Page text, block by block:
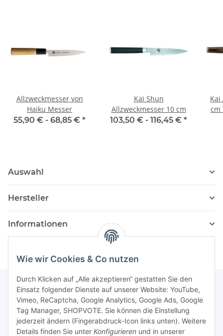
Wie wir Cookies & Co nutzen
Durch Klicken auf „Alle akzeptieren“ gestatten Sie den
Einsatz folgender Dienste auf unserer Website: YouTube,
Vimeo, ReCaptcha, Google Analytics, Google Ads, Google
Tag Manager, SHOPVOTE. Sie können die Einstellung
jederzeit ändern (Fingerabdruck-Icon links unten). Weitere
Details finden Sie unter Konfigurieren und in unserer
Allzweckmesser von
Haiku Messer
55,90 € - 68,85 € *
Kai Shun
Allzweckmesser 10 cm
103,50 € - 116,45 € *
Kai
Auswahl
Hersteller
Informationen
Newsletter Abonnieren
Bitte senden Sie mir entsprechend Ihrer